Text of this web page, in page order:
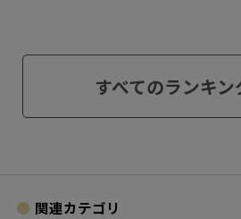
すべてのランキ
関連カテゴリ